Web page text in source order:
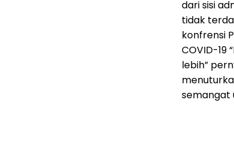
dari sisi
tidak
konfrensi
COVID-19
lebih”
semangat